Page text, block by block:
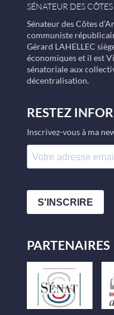
SÉNATEUR DES
Sénateur des Côtes
communiste
Gérard LAHELLEC
économiques et il est
sénatoriale aux
décentralisation.
RESTEZ
Inscrivez-vous à ma
S'INSCRIRE
PARTENAIRES